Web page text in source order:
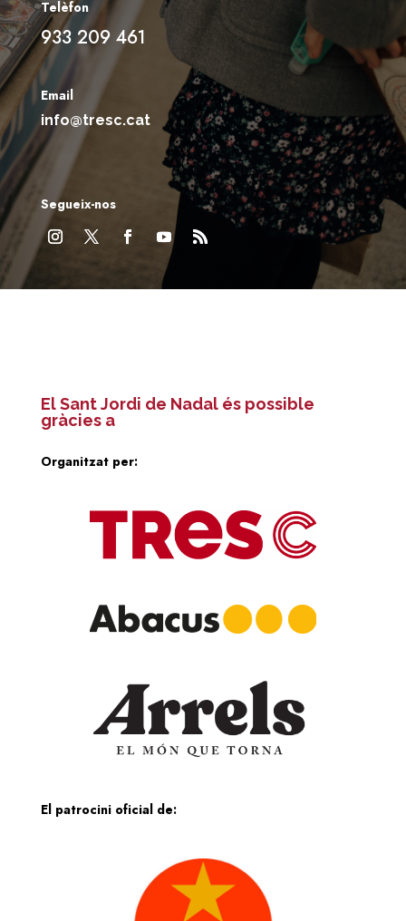
Telèfon
933 209 461
Email
info@tresc.cat
Segueix-nos
El Sant Jordi de Nadal és possible
gràcies a
Organitzat per:
El patrocini oficial de: